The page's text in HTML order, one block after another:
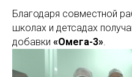
Благодаря совместной
школах и детсадах
добавки «Омега-3»